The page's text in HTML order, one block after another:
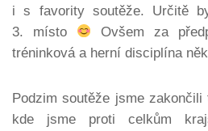
i s favority soutěže. Určitě
3. místo
Ovšem za
tréninková a herní disciplína
Podzim soutěže jsme zakončili
kde jsme proti celkům